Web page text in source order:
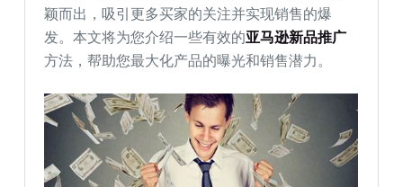
颖而出，吸引更多买家的关注并实现销售的爆
发。本文将为您介绍一些有效的亚马逊新品推广
方法，帮助您最大化产品的曝光和销售潜力。